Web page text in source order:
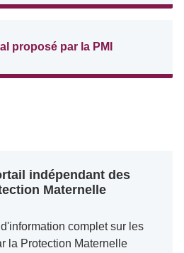
proposé par la PMI
indépendant des
Maternelle
complet sur les
la Protection Maternelle